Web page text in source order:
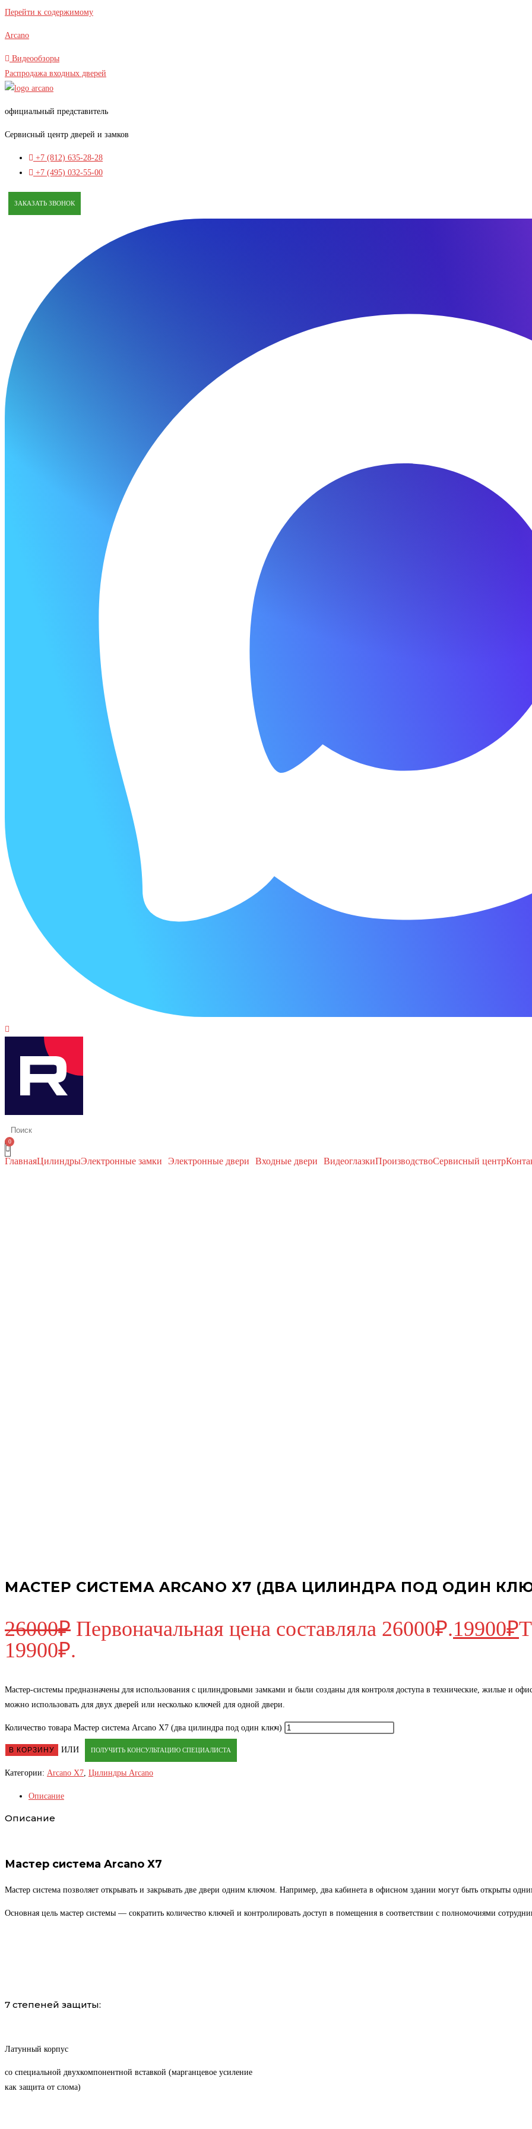
Перейти к содержимому
Arcano
Видеообзоры
Распродажа входных дверей
официальный представитель
Сервисный центр дверей и замков
+7 (812) 635-28-28
+7 (495) 032-55-00
ЗАКАЗАТЬ ЗВОНОК
ГлавнаяЦилиндрыЭлектронные замки Электронные двери Входные двери ВидеоглазкиПроизводствоСервисный центр
МАСТЕР СИСТЕМА ARCANO Х7 (ДВА ЦИЛИНДРА ПОД ОДИН
26000₽ Первоначальная цена составляла 26000₽.19900₽
19900₽.
Мастер-системы предназначены для использования с цилиндровыми замками и были созданы для контроля доступа в технические, жилые и
можно использовать для двух дверей или несколько ключей для одной двери.
Количество товара Мастер система Arcano Х7 (два цилиндра под один ключ)
В КОРЗИНУ ИЛИ ПОЛУЧИТЬ КОНСУЛЬТАЦИЮ СПЕЦИАЛИСТА
Категории: Arcano X7 Цилиндры Arcano
Описание
Описание
Мастер система Arcano Х7
Мастер система позволяет открывать и закрывать две двери одним ключом. Например, два кабинета в офисном здании могут быть открыты
Основная цель мастер системы — сократить количество ключей и контролировать доступ в помещения в соответствии с полномочиями
7 степеней защиты:
Латунный корпус
со специальной двухкомпонентной вставкой (марганцевое усиление
как защита от слома)